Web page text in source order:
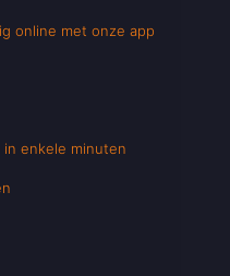
online met onze app
enkele minuten